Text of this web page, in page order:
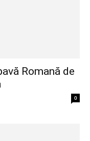
Romană de
0